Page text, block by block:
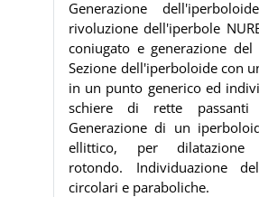
Generazione
rivoluzione dell'iperbole
coniugato e generazione
Sezione dell'iperboloide con
in un punto generico ed
schiere di rette
Generazione di un
ellittico, per dilatazione
rotondo. Individuazione
circolari e paraboliche.